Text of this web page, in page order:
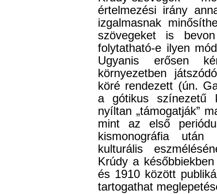
értelmezési irány
izgalmasnak
szövegeket is
folytatható-e ilyen
Ugyanis erősen
környezetben
köré rendezett (ún.
a gótikus színezetű
nyíltan „támogatják”
mint az első
kismonográfia után
kulturális
Krúdy a
és 1910 között
tartogathat